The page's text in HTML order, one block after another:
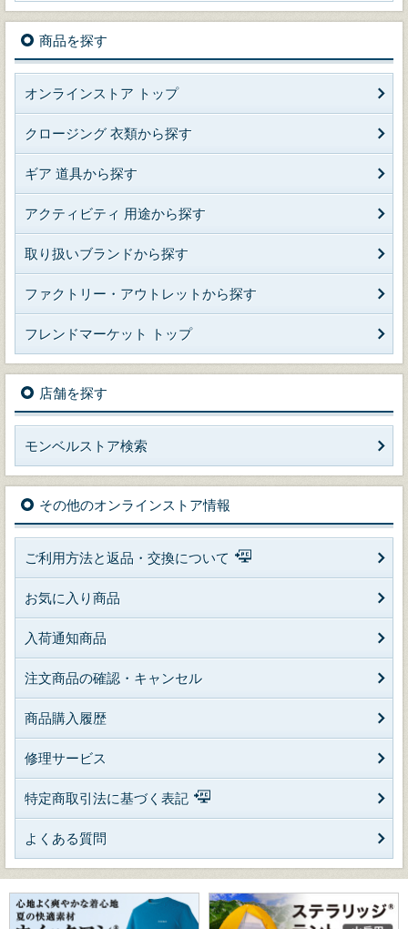
商品を探す
オンラインストア トップ
クロージング 衣類から探す
ギア 道具から探す
アクティビティ 用途から探す
取り扱いブランドから探す
ファクトリー・アウトレットから探す
フレンドマーケット トップ
店舗を探す
モンベルストア検索
その他のオンラインストア情報
ご利用方法と返品・交換について
お気に入り商品
入荷通知商品
注文商品の確認・キャンセル
商品購入履歴
修理サービス
特定商取引法に基づく表記
よくある質問